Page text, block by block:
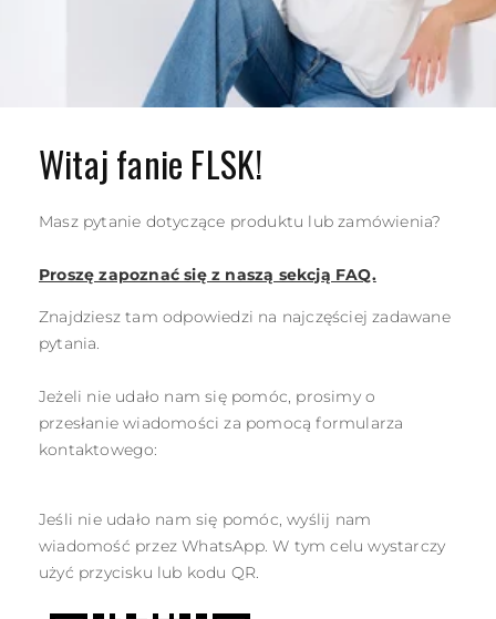
Witaj fanie FLSK!
Masz pytanie dotyczące produktu lub zamówienia?
Proszę zapoznać się z naszą sekcją FAQ.
Znajdziesz tam odpowiedzi na najczęściej zadawane
pytania.
Jeżeli nie udało nam się pomóc, prosimy o
przesłanie wiadomości za pomocą formularza
kontaktowego:
Jeśli nie udało nam się pomóc, wyślij nam
wiadomość przez WhatsApp. W tym celu wystarczy
użyć przycisku lub kodu QR.